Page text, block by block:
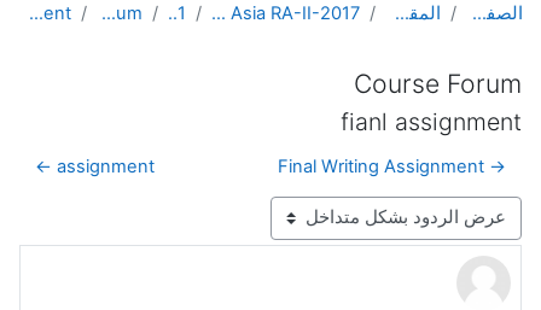
الصفحة الرئيسية المقررات الدراسية DL Course in Hydrology - Asia RA-II-2017
Topic 1
Course Forum
fianl assignment
Course Forum
fianl assignment
→ Final Writing Assignment
assignment ←
نمط العرض